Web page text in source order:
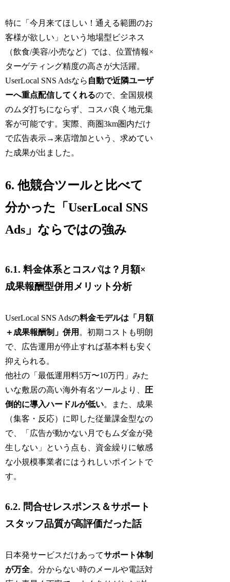
特に「今月来てほしい！通える範囲のお
客様が欲しい」という地場型ビジネス
（飲食/美容/小売など）では、位置情報×
ターゲティング精度の高さが大活躍。
UserLocal SNS Adsなら 自動で近隣ユーザ
ーへ重点配信してくれるので、全国規模
のムダ打ちにならず、コスパ良く地元集
客が可能です。実際、商圏3km圏内だけ
で広告表示→来店増加という、求めてい
た成果が出ました。
6. 他競合ツールと比べて
分かった「UserLocal SNS
Ads」ならではの強み
6.1. 料金体系とコスパは？月額×
成果報酬型併用メリット分析
UserLocal SNS Adsの料金モデルは「月額
＋成果報酬制」併用 。初期コストも明朗
で、広告運用が停止すれば基本料も安く
抑えられる。
他社の「最低運用料5万〜10万円」みた
いな敷居の高い海外有名ツールより、 圧
倒的に導入ハードルが低い。また、成果
（集客・反応）に即した従量課金型なの
で、「広告が動かない月でもムダ金が発
生しない」という点も、資金繰りに敏感
な小規模事業者にはうれしいポイントで
す。
6.2. 問合せレスポンス＆サポート
スタッフ品質が高評価だった話
日本発サービスだけあってサポート体制
が万全。分からない時のメールや電話対